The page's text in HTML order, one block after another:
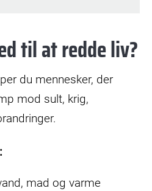
til at redde liv?
du mennesker, der
mod sult, krig,
mad og varme